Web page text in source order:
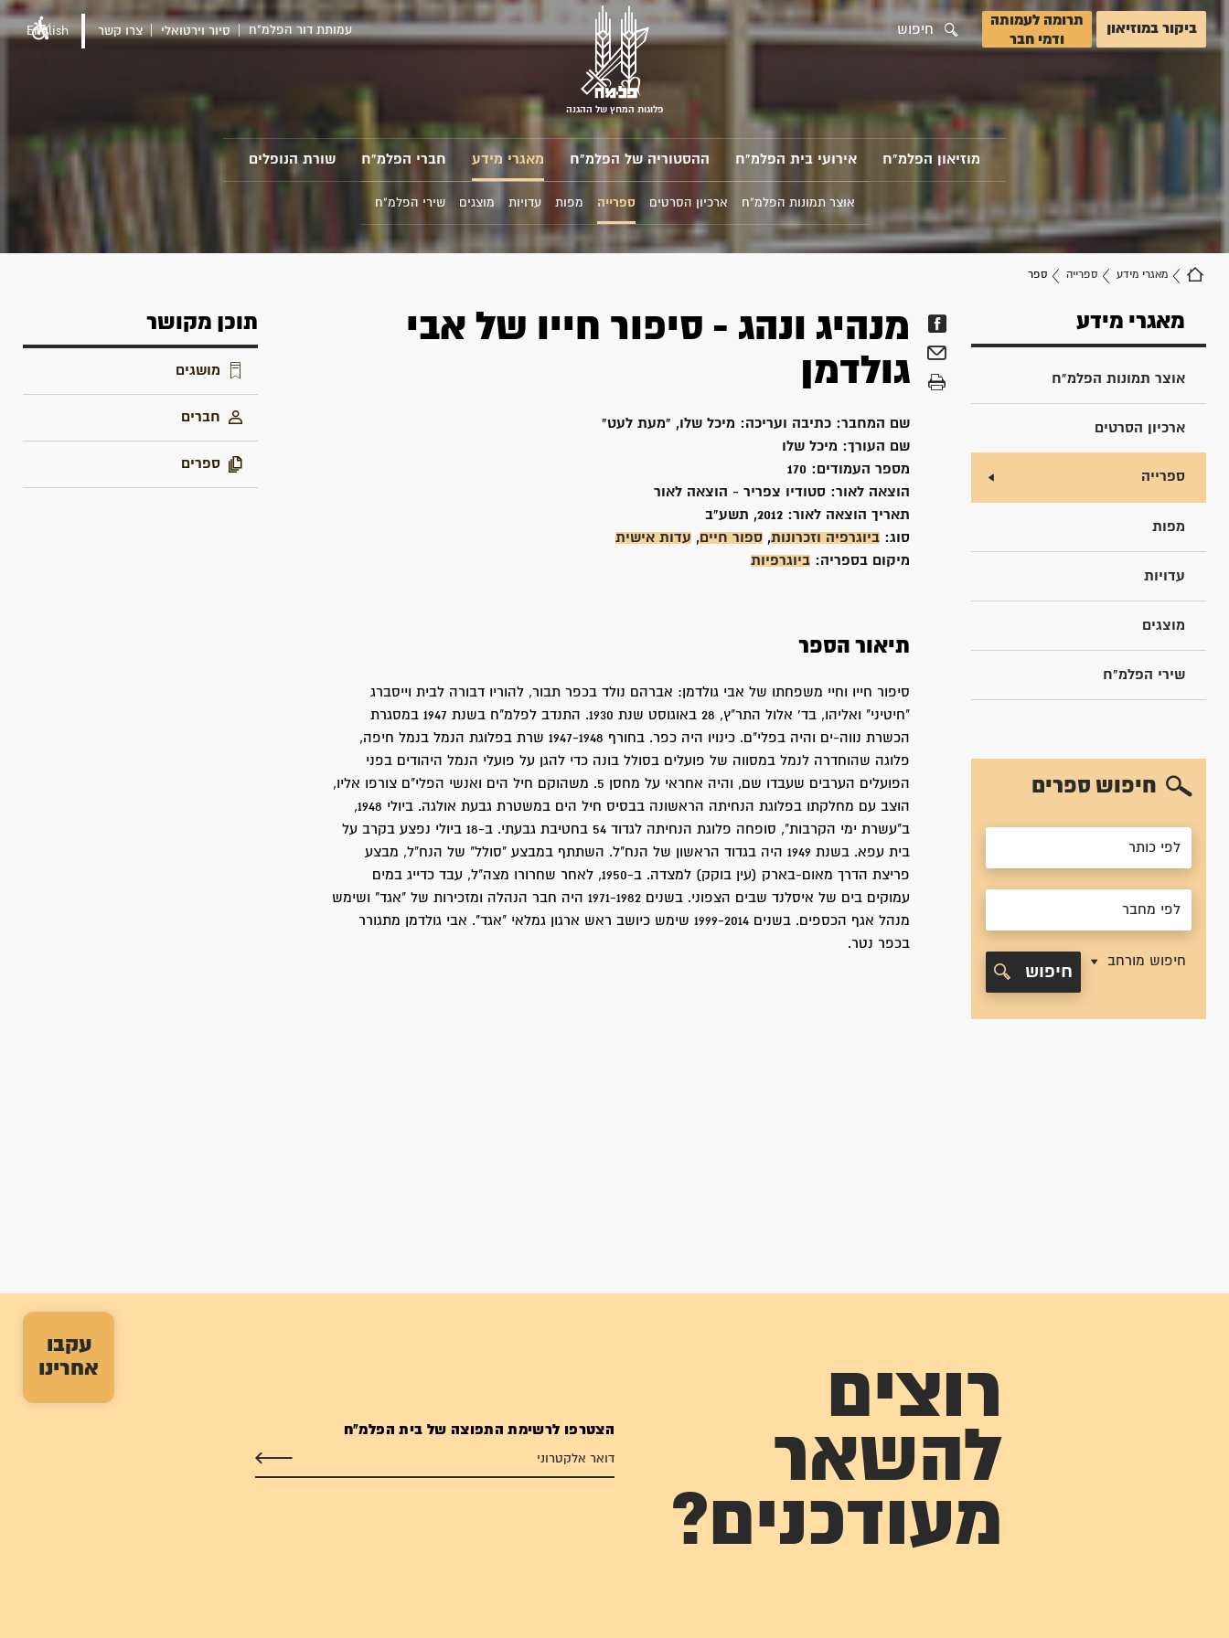
עקבו
אחרינו
ביקור במוזיאון
תרומה לעמותה
ודמי חבר
חיפוש
פלוגות המחץ של ההגנה
עמותת דור הפלמ"ח סיור וירטואלי צרו קשר English
מוזיאון הפלמ"ח אירועי בית הפלמ"ח ההסטוריה של הפלמ"ח מאגרי מידע חברי הפלמ"ח שורת הנופלים
אוצר תמונות הפלמ"ח ארכיון הסרטים ספרייה מפות עדויות מוצגים שירי הפלמ"ח
מאגרי מידע ספרייה ספר
מאגרי מידע
אוצר תמונות הפלמ"ח
ארכיון הסרטים
ספרייה
מפות
עדויות
מוצגים
שירי הפלמ"ח
חיפוש ספרים
חיפוש מורחב
חיפוש
מנהיג ונהג - סיפור חייו של אבי
גולדמן
שם המחבר: כתיבה ועריכה: מיכל שלו, "מעת לעט"
שם העורך: מיכל שלו
מספר העמודים: 170
הוצאה לאור: סטודיו צפריר - הוצאה לאור
תאריך הוצאה לאור:
סוג: ביוגרפיה וזכרונות, ספור חיים, עדות אישית
מיקום בספריה: ביוגרפיות
תיאור הספר
סיפור חייו וחיי משפחתו של אבי גולדמן: אברהם נולד בכפר תבור, להוריו דבורה לבית וייסברג
"חיטיני" ואליהו, בד' אלול התר"ץ, 28 באוגוסט שנת 1930. התנדב לפלמ"ח בשנת 1947 במסגרת
הכשרת נווה-ים והיה בפלי"ם. כינויו היה כפר. בחורף 1947-1948 שרת בפלוגת הנמל בנמל חיפה,
פלוגה שהוחדרה לנמל במסווה של פועלים בסולל בונה כדי להגן על פועלי הנמל היהודים בפני
הפועלים הערבים שעבדו שם, והיה אחראי על מחסן 5. משהוקם חיל הים ואנשי הפלי"ם צורפו אליו,
הוצב עם מחלקתו בפלוגת הנחיתה הראשונה בבסיס חיל הים במשטרת גבעת אולגה. ביולי 1948,
ב"עשרת ימי הקרבות", סופחה פלוגת הנחיתה לגדוד 54 בחטיבת גבעתי. ב-18 ביולי נפצע בקרב על
בית עפא. בשנת 1949 היה בגדוד הראשון של הנח"ל. השתתף במבצע "סולל" של הנח"ל, מבצע
פריצת הדרך מאום-בארק (עין בוקק) למצדה. ב-1950, לאחר שחרורו מצה"ל, עבד כדייג במים
עמוקים בים של איסלנד שבים הצפוני. בשנים 1971-1982 היה חבר הנהלה ומזכירות של "אגד" ושימש
מנהל אגף הכספים. בשנים 1999-2014 שימש כיושב ראש ארגון גמלאי "אגד". אבי גולדמן מתגורר
בכפר נטר. ​
תוכן מקושר
מושגים
חברים
ספרים
רוצים
להשאר
מעודכנים?
הצטרפו לרשימת התפוצה של בית הפלמ"ח